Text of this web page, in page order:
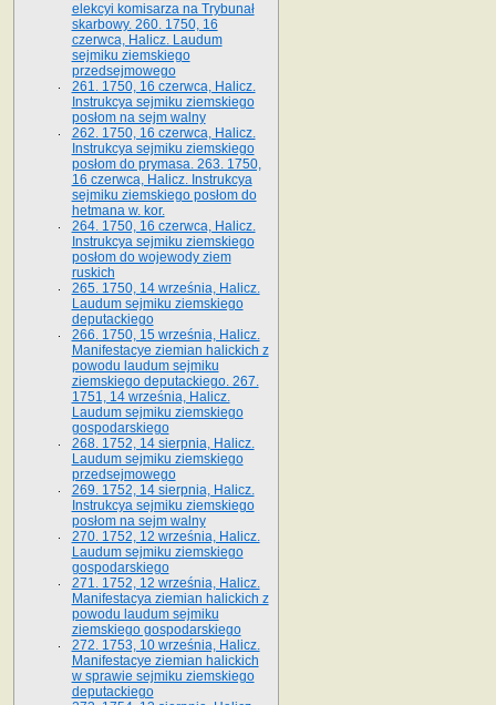
elekcyi komisarza na Trybunał
skarbowy. 260. 1750, 16
czerwca, Halicz. Laudum
sejmiku ziemskiego
przedsejmowego
261. 1750, 16 czerwca, Halicz.
Instrukcya sejmiku ziemskiego
posłom na sejm walny
262. 1750, 16 czerwca, Halicz.
Instrukcya sejmiku ziemskiego
posłom do prymasa. 263. 1750,
16 czerwca, Halicz. Instrukcya
sejmiku ziemskiego posłom do
hetmana w. kor.
264. 1750, 16 czerwca, Halicz.
Instrukcya sejmiku ziemskiego
posłom do wojewody ziem
ruskich
265. 1750, 14 września, Halicz.
Laudum sejmiku ziemskiego
deputackiego
266. 1750, 15 września, Halicz.
Manifestacye ziemian halickich z
powodu laudum sejmiku
ziemskiego deputackiego. 267.
1751, 14 września, Halicz.
Laudum sejmiku ziemskiego
gospodarskiego
268. 1752, 14 sierpnia, Halicz.
Laudum sejmiku ziemskiego
przedsejmowego
269. 1752, 14 sierpnia, Halicz.
Instrukcya sejmiku ziemskiego
posłom na sejm walny
270. 1752, 12 września, Halicz.
Laudum sejmiku ziemskiego
gospodarskiego
271. 1752, 12 września, Halicz.
Manifestacya ziemian halickich z
powodu laudum sejmiku
ziemskiego gospodarskiego
272. 1753, 10 września, Halicz.
Manifestacye ziemian halickich
w sprawie sejmiku ziemskiego
deputackiego